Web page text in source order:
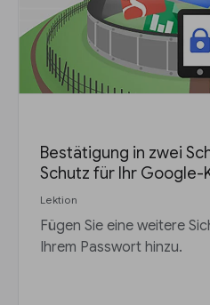
Bestätigung in zwei
Schutz für Ihr Google-
Lektion
Fügen Sie eine weitere
Ihrem Passwort hinzu.